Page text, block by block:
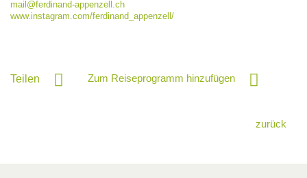
mail@ferdinand-appenzell.ch
www.instagram.com/ferdinand_appenzell/
Teilen Zum Reiseprogramm hinzufügen
zurück